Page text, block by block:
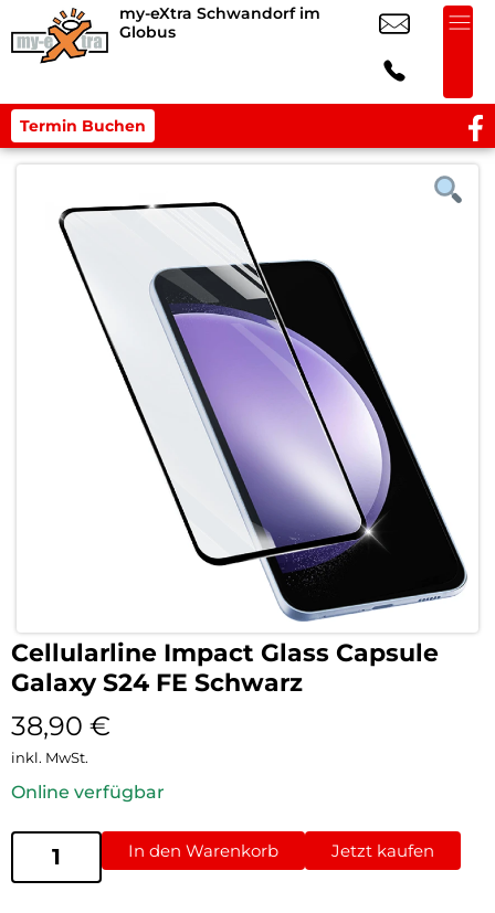
my-eXtra Schwandorf im
Globus
Termin Buchen
Cellularline Impact Glass Capsule
Galaxy S24 FE Schwarz
38,90 €
inkl. MwSt.
Online verfügbar
In den Warenkorb Jetzt kaufen